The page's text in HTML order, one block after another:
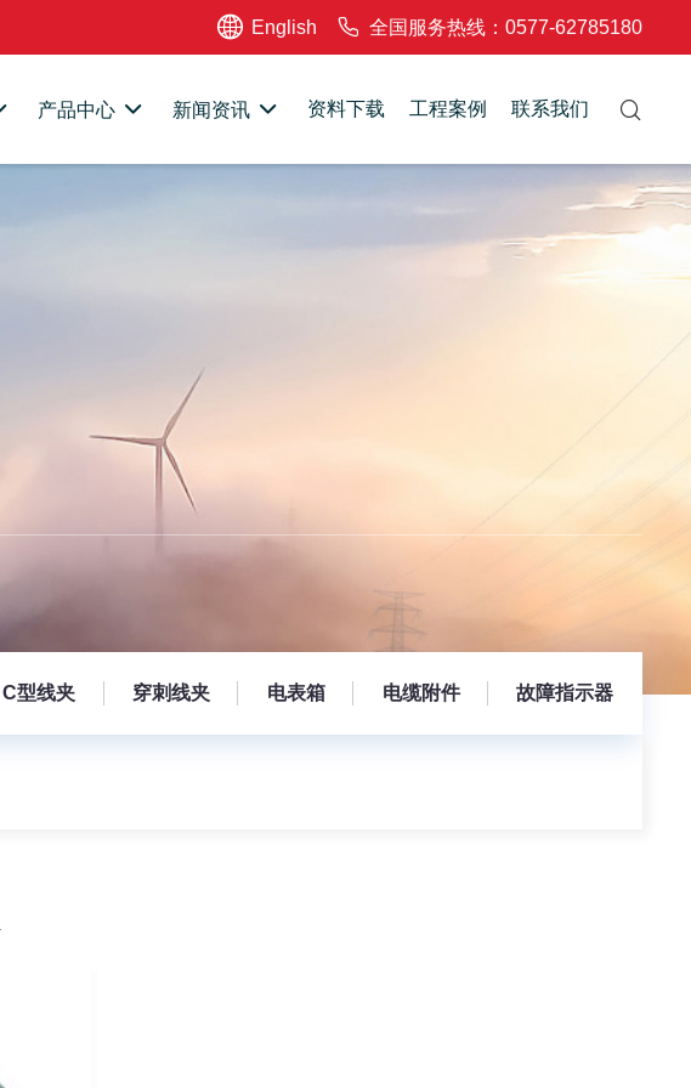
English 全国服务热线：0577-62785180
产品中心 新闻资讯 资料下载 工程案例 联系我们
C型线夹 穿刺线夹 电表箱 电缆附件 故障指示器